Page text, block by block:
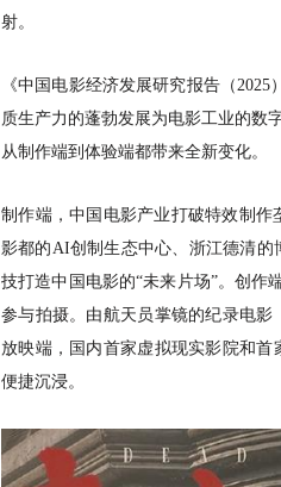
射。
《中国电影经济发展研究报告（ 2025
质生产力的蓬勃发展为电影工业的数
从制作端到体验端都带来全新变化。
制作端，中国电影产业打破特效制作
影都的AI创制生态中心、浙江德清
技打造中国电影的“未来片场”。创作
参与拍摄。由航天员掌镜的纪录电影
放映端，国内首家虚拟现实影院和
便捷沉浸。